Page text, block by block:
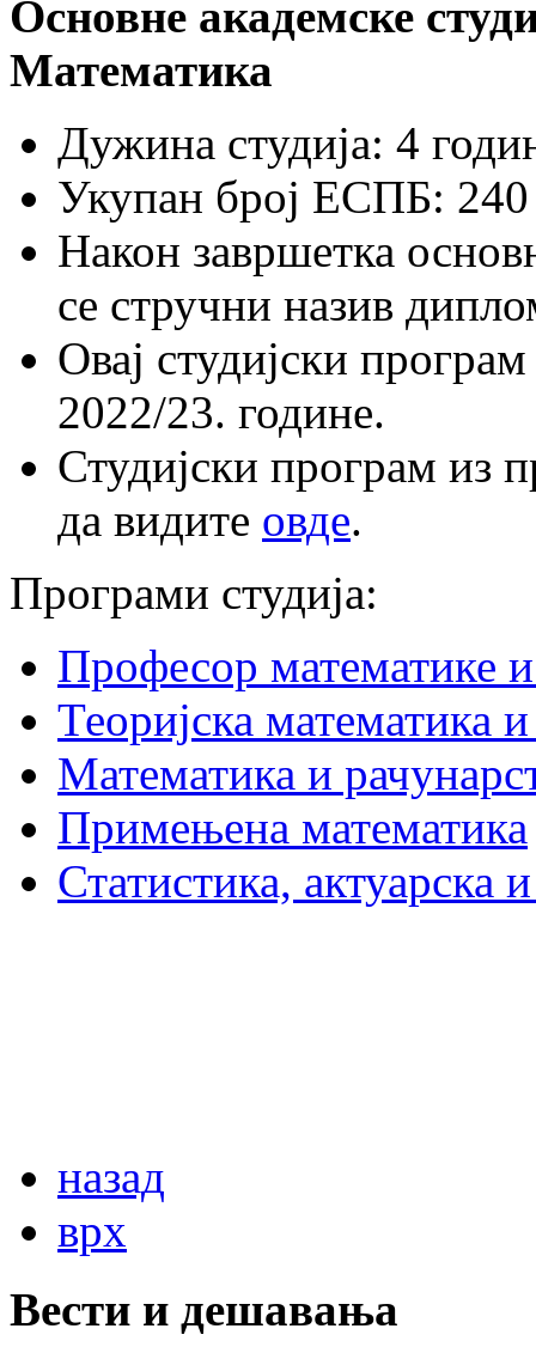
Основне академске
Математика
Дужина студија: 4
Укупан број ЕСПБ: 240
Након завршетка
се стручни назив
Овај студијски
2022/23. године.
Студијски програм из
да видите овде.
Програми студија:
Професор математике
Теоријска математика
Математика и
Примењена математика
Статистика, актуарска
назад
врх
Вести и дешавања